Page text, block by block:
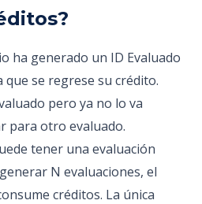
ha generado un ID Evaluado
se regrese su crédito.
pero ya no lo va
para otro evaluado.
tener una evaluación
N evaluaciones, el
créditos. La única